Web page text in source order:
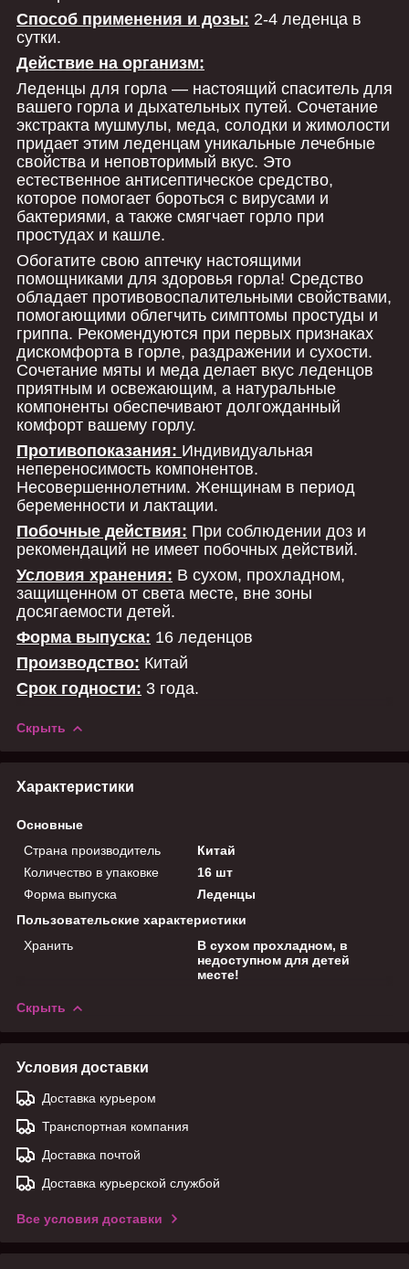
Способ применения и дозы: 2-4 леденца в
сутки.
Действие на организм:
Леденцы для горла — настоящий спаситель для
вашего горла и дыхательных путей. Сочетание
экстракта мушмулы, меда, солодки и жимолости
придает этим леденцам уникальные лечебные
свойства и неповторимый вкус. Это
естественное антисептическое средство,
которое помогает бороться с вирусами и
бактериями, а также смягчает горло при
простудах и кашле.
Обогатите свою аптечку настоящими
помощниками для здоровья горла! Средство
обладает противовоспалительными свойствами,
помогающими облегчить симптомы простуды и
гриппа. Рекомендуются при первых признаках
дискомфорта в горле, раздражении и сухости.
Сочетание мяты и меда делает вкус леденцов
приятным и освежающим, а натуральные
компоненты обеспечивают долгожданный
комфорт вашему горлу.
Противопоказания: Индивидуальная
непереносимость компонентов.
Несовершеннолетним. Женщинам в период
беременности и лактации.
Побочные действия: При соблюдении доз и
рекомендаций не имеет побочных действий.
Условия хранения: В сухом, прохладном,
защищенном от света месте, вне зоны
досягаемости детей.
Форма выпуска: 16 леденцов
Производство: Китай
Срок годности: 3 года.
Скрыть
Характеристики
Основные
Страна производитель
Китай
Количество в упаковке
16 шт
Форма выпуска
Леденцы
Пользовательские характеристики
Хранить
В сухом прохладном, в
недоступном для детей
месте!
Скрыть
Условия доставки
Доставка курьером
Транспортная компания
Доставка почтой
Доставка курьерской службой
Все условия доставки